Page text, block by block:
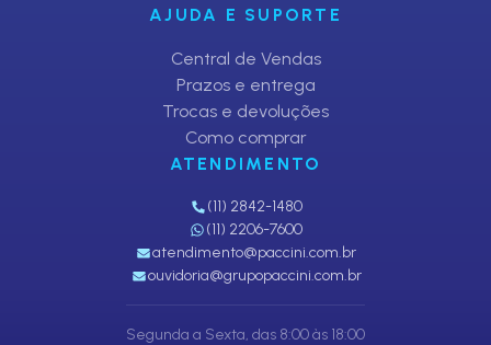
AJUDA E SUPORTE
Central de Vendas
Prazos e entrega
Trocas e devoluções
Como comprar
ATENDIMENTO
(11) 2842-1480
(11) 2206-7600
atendimento@paccini.com.br
ouvidoria@grupopaccini.com.br
Segunda a Sexta, das 8:00 às 18:00